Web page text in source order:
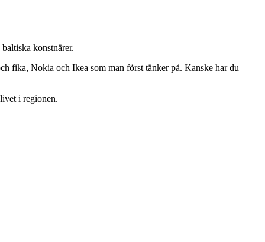
konstnärer.
fika, Nokia och Ikea som man först tänker på. Kanske har du
i regionen.